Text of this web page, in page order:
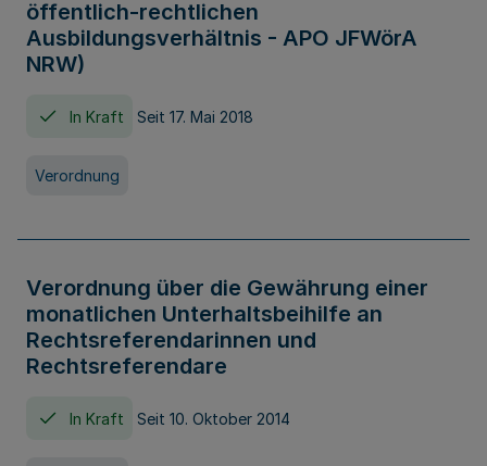
öffentlich-rechtlichen
Ausbildungsverhältnis - APO JFWörA
NRW)
In Kraft Seit 17. Mai 2018
Verordnung
Verordnung über die Gewährung einer
monatlichen Unterhaltsbeihilfe an
Rechtsreferendarinnen und
Rechtsreferendare
In Kraft Seit 10. Oktober 2014